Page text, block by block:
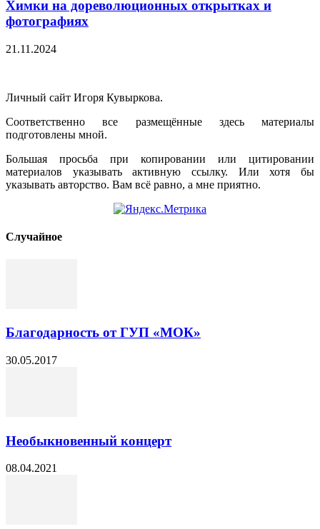
Химки на дореволюционных открытках и
фотографиях
21.11.2024
Личный сайт Игоря Кувыркова.
Соответственно все размещённые здесь материалы
подготовлены мной.
Большая просьба при копировании или цитировании
материалов указывать активную ссылку. Или хотя бы
указывать авторство. Вам всё равно, а мне приятно.
Cлучайное
Благодарность от ГУП «МОК»
30.05.2017
Необыкновенный концерт
08.04.2021